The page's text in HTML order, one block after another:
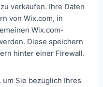
verkaufen. Ihre Daten
von Wix.com, in
Wix.com-
Diese speichern
hinter einer Firewall.
Sie bezüglich Ihres